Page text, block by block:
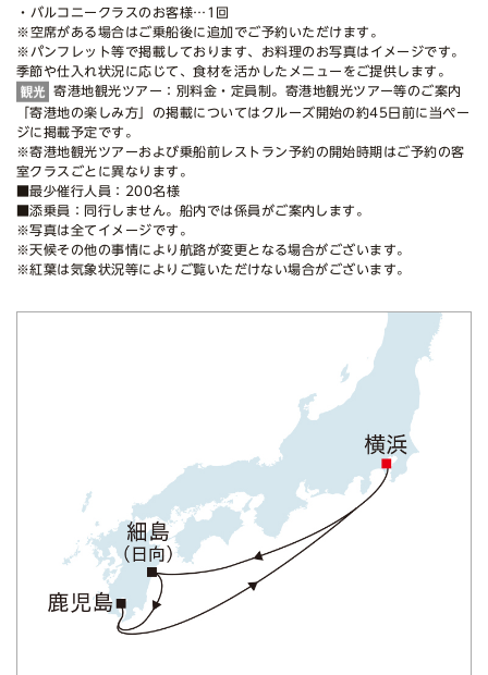
・バルコニークラスのお客様…1回
※空席がある場合はご乗船後に追加でご予約いただけます。
※パンフレット等で掲載しております、お料理のお写真はイメージです。
季節や仕入れ状況に応じて、食材を活かしたメニューをご提供します。
寄港地観光ツアー：別料金・定員制。寄港地観光ツアー等のご案内
「寄港地の楽しみ方」の掲載についてはクルーズ開始の約45日前に当ペー
ジに掲載予定です。
※寄港地観光ツアーおよび乗船前レストラン予約の開始時期はご予約の客
室クラスごとに異なります。
■最少催行人員：200名様
■添乗員：同行しません。船内では係員がご案内します。
※写真は全てイメージです。
※天候その他の事情により航路が変更となる場合がございます。
※紅葉は気象状況等によりご覧いただけない場合がございます。